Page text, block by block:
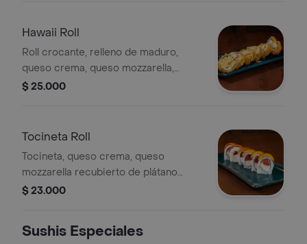
Hawaii Roll
Roll crocante, relleno de maduro,
queso crema, queso mozzarella,
jamón y piña, bañado en salsa de
$ 25.000
Tocineta Roll
Tocineta, queso crema, queso
mozzarella recubierto de plátano
maduro, bañado en salsa fuji.
$ 23.000
Sushis Especiales